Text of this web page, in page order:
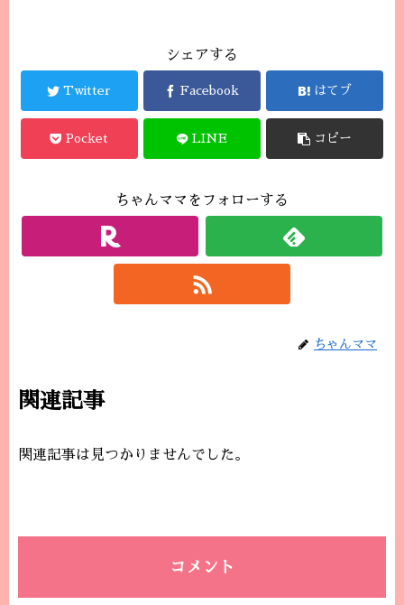
シェアする
Twitter Facebook はてブ
Pocket LINE コピー
ちゃんママをフォローする
ちゃんママ
関連記事
関連記事は見つかりませんでした。
コメント